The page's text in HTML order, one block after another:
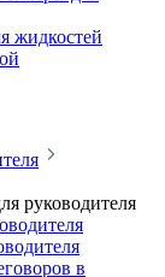
жидкостей
руководителя
в